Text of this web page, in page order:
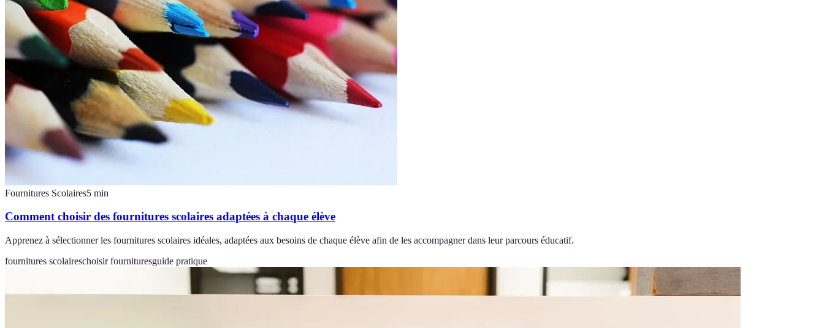
Fournitures Scolaires5 min
Comment choisir des fournitures scolaires adaptées à chaque élève
Apprenez à sélectionner les fournitures scolaires idéales, adaptées aux besoins de chaque élève afin de les accompagner dans leur parcours éducatif.
fournitures scolaireschoisir fournituresguide pratique